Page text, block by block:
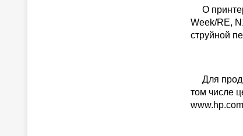
О
Week/RE,
струйной
Для
том числе